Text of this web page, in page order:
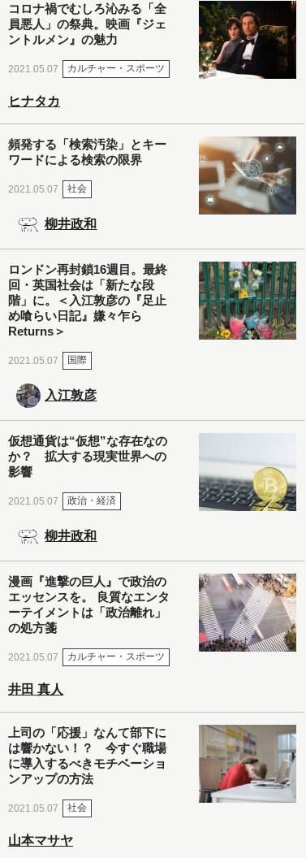
コロナ禍でむしろ沁みる「全
員悪人」の祭典。映画『ジェ
ントルメン』の魅力
2021.05.07 カルチャー・スポーツ
ヒナタカ
頻発する「検索汚染」とキー
ワードによる検索の限界
2021.05.07 社会
柳井政和
ロンドン再封鎖16週目。最終
回・英国社会は「新たな段
階」に。＜入江敦彦の『足止
め喰らい日記』嫌々乍ら
Returns＞
2021.05.07 国際
入江敦彦
仮想通貨は“仮想”な存在なの
か？ 拡大する現実世界への
影響
2021.05.07 政治・経済
柳井政和
漫画『進撃の巨人』で政治の
エッセンスを。 良質なエンタ
ーテイメントは「政治離れ」
の処方箋
2021.05.07 カルチャー・スポーツ
井田 真人
上司の「応援」なんて部下に
は響かない！？ 今すぐ職場
に導入するべきモチベーショ
ンアップの方法
2021.05.07 社会
山本マサヤ